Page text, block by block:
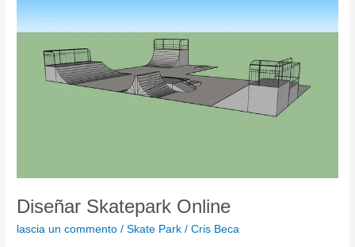
Diseñar Skatepark Online
lascia un commento /Skate Park /Cris Beca